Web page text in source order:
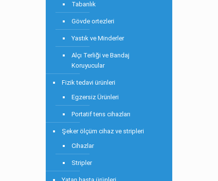
Tabanlık
Gövde ortezleri
Yastık ve Minderler
Alçı Terliği ve Bandaj
Koruyucular
Fizik tedavi ürünleri
Egzersiz Ürünleri
Portatif tens cihazları
Şeker ölçüm cihaz ve stripleri
Cihazlar
Stripler